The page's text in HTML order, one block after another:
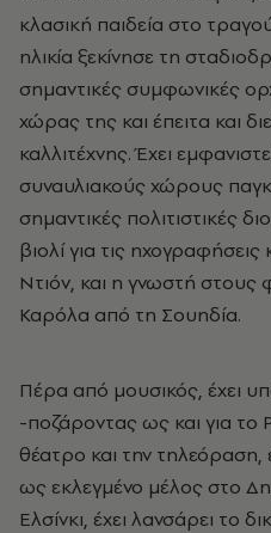
κλασική παιδεία στο
ηλικία ξεκίνησε τη
σημαντικές συμφωνικές
χώρας της και έπειτα και
καλλιτέχνης. Έχει
συναυλιακούς χώρους
σημαντικές πολιτιστικές
βιολί για τις
Ντιόν, και η γνωστή στους
Καρόλα από τη Σουηδία.
Πέρα από μουσικός, έχει
-ποζάροντας ως και για
θέατρο και την τηλεόραση,
ως εκλεγμένο μέλος στο
Ελσίνκι, έχει λανσάρει το